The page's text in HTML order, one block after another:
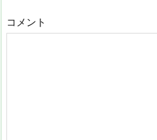
コメント